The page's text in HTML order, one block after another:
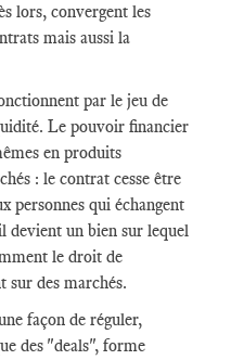
lors, convergent les
mais aussi la
par le jeu de
Le pouvoir financier
en produits
: le contrat cesse être
personnes qui échangent
devient un bien sur lequel
le droit de
des marchés.
façon de réguler,
des "deals", forme